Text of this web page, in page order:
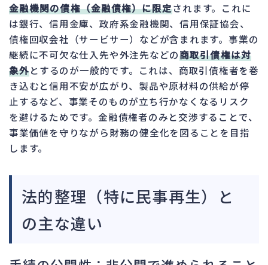
金融機関の債権（金融債権）に限定されます。これに
は銀行、信用金庫、政府系金融機関、信用保証協会、
債権回収会社（サービサー）などが含まれます。事業の
継続に不可欠な仕入先や外注先などの商取引債権は対
象外とするのが一般的です。これは、商取引債権者を巻
き込むと信用不安が広がり、製品や原材料の供給が停
止するなど、事業そのものが立ち行かなくなるリスク
を避けるためです。金融債権者のみと交渉することで、
事業価値を守りながら財務の健全化を図ることを目指
します。
法的整理（特に民事再生）と
の主な違い